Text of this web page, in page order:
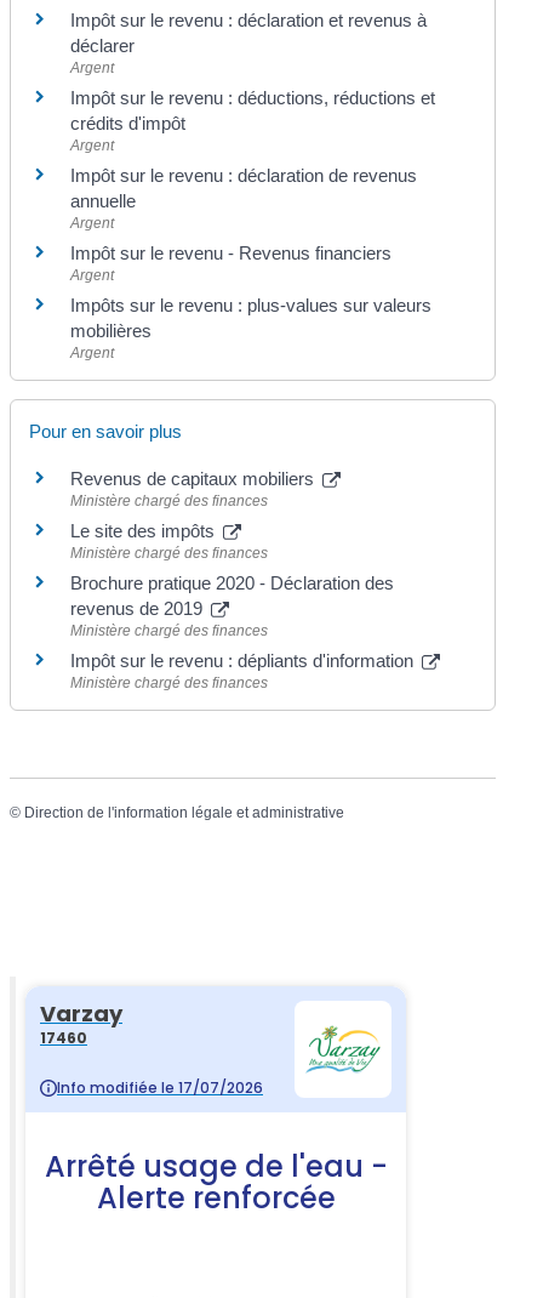
Impôt sur le revenu : déclaration et revenus à
déclarer
Argent
Impôt sur le revenu : déductions, réductions et
crédits d'impôt
Argent
Impôt sur le revenu : déclaration de revenus
annuelle
Argent
Impôt sur le revenu - Revenus financiers
Argent
Impôts sur le revenu : plus-values sur valeurs
mobilières
Argent
Pour en savoir plus
Revenus de capitaux mobiliers
Ministère chargé des finances
Le site des impôts
Ministère chargé des finances
Brochure pratique 2020 - Déclaration des
revenus de 2019
Ministère chargé des finances
Impôt sur le revenu : dépliants d'information
Ministère chargé des finances
© Direction de l'information légale et administrative